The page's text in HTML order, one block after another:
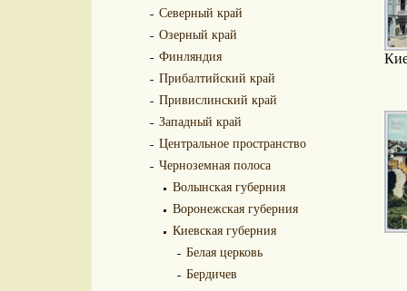
Северный край
Озерный край
Финляндия
Прибалтийский край
Привислинский край
Западный край
Центральное пространство
Черноземная полоса
Волынская губерния
Воронежская губерния
Киевская губерния
Белая церковь
Бердичев